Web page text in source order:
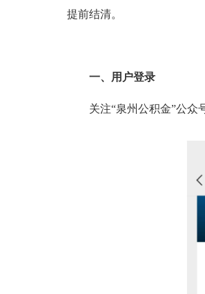
提前结清。
一、用户登录
关注“泉州公积金”公众号